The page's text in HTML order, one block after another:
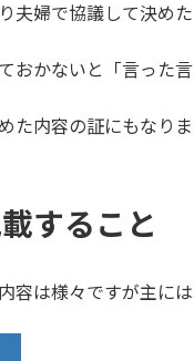
夫婦で協議して決め
おかないと「言った
た内容の証にもなり
すること
容は様々ですが主には